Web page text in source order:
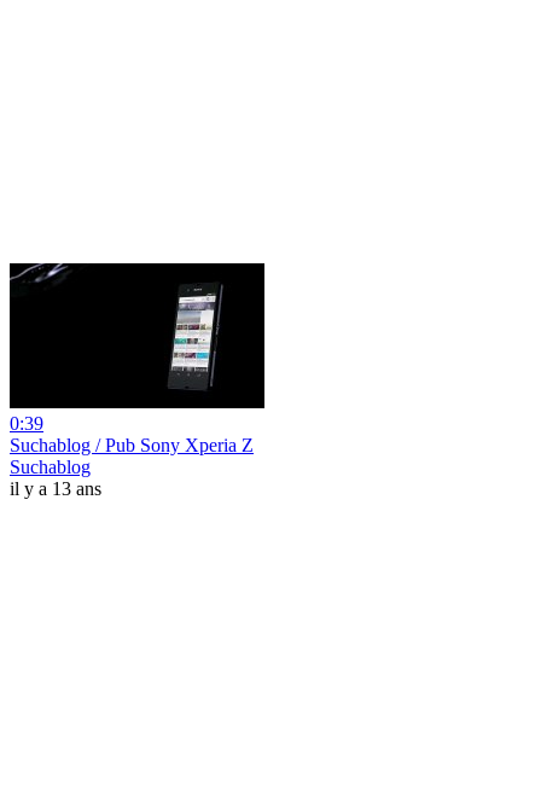
0:39
Suchablog / Pub Sony Xperia Z
Suchablog
il y a 13 ans